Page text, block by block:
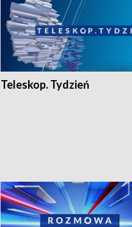
Teleskop. Tydzień